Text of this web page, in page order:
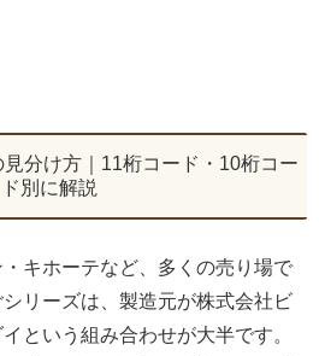
分け方｜11桁コード・10桁コー
ド別に解説
キホーテなど、多くの売り場で
リーズは、製造元が株式会社ビ
という組み合わせが大半です。